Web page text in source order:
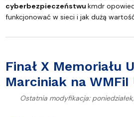
cyberbezpieczeństwu kmdr
funkcjonować w sieci i jak dużą
Finał X Memoriału
Marciniak na WMFiI
Ostatnia modyfikacja: